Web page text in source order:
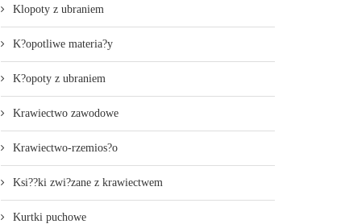
Klopoty z ubraniem
K?opotliwe materia?y
K?opoty z ubraniem
Krawiectwo zawodowe
Krawiectwo-rzemios?o
Ksi??ki zwi?zane z krawiectwem
Kurtki puchowe